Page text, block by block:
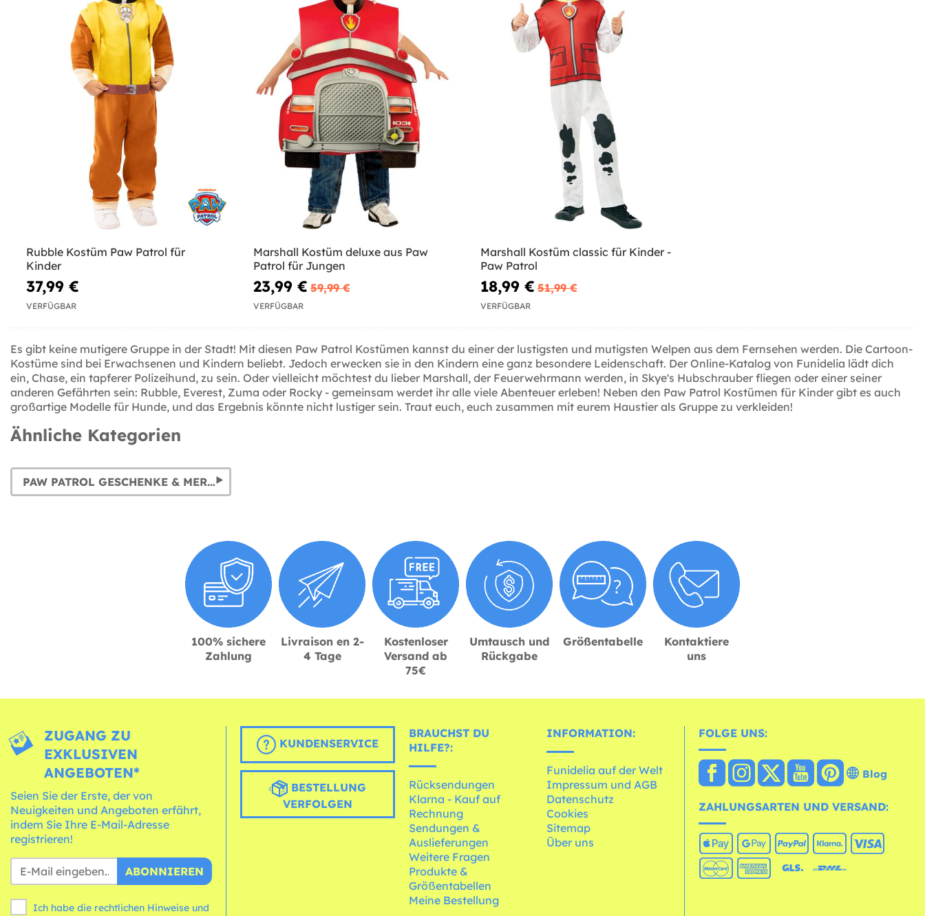
Rubble Kostüm Paw Patrol für
Kinder
37,99 €
VERFÜGBAR
Marshall Kostüm deluxe aus Paw
Patrol für Jungen
23,99 € 59,99 €
VERFÜGBAR
Marshall Kostüm classic für Kinder -
Paw Patrol
18,99 € 51,99 €
VERFÜGBAR
Es gibt keine mutigere Gruppe in der Stadt! Mit diesen Paw Patrol Kostümen kannst du einer der lustigsten und mutigsten Welpen aus dem Fernsehen werden. Die Cartoon-
Kostüme sind bei Erwachsenen und Kindern beliebt. Jedoch erwecken sie in den Kindern eine ganz besondere Leidenschaft. Der Online-Katalog von Funidelia lädt dich
ein, Chase, ein tapferer Polizeihund, zu sein. Oder vielleicht möchtest du lieber Marshall, der Feuerwehrmann werden, in Skye's Hubschrauber fliegen oder einer seiner
anderen Gefährten sein: Rubble, Everest, Zuma oder Rocky - gemeinsam werdet ihr alle viele Abenteuer erleben! Neben den Paw Patrol Kostümen für Kinder gibt es auch
großartige Modelle für Hunde, und das Ergebnis könnte nicht lustiger sein. Traut euch, euch zusammen mit eurem Haustier als Gruppe zu verkleiden!
Ähnliche Kategorien
PAW PATROL GESCHENKE & MERCHANDISE
100% sichere
Zahlung
Livraison en 2-
4 Tage
Kostenloser
Versand ab
75€
Umtausch und
Rückgabe
Größentabelle
Kontaktiere
uns
ZUGANG ZU
EXKLUSIVEN
ANGEBOTEN*
Seien Sie der Erste, der von
Neuigkeiten und Angeboten erfährt,
indem Sie Ihre E-Mail-Adresse
registrieren!
ABONNIEREN
Ich habe die rechtlichen Hinweise und
KUNDENSERVICE
BESTELLUNG
VERFOLGEN
BRAUCHST DU
HILFE?:
Rücksendungen
Klarna - Kauf auf
Rechnung
Sendungen &
Auslieferungen
Weitere Fragen
Produkte &
Größentabellen
Meine Bestellung
INFORMATION:
Funidelia auf der Welt
Impressum und AGB
Datenschutz
Cookies
Sitemap
Über uns
FOLGE UNS:
Blog
ZAHLUNGSARTEN UND VERSAND: